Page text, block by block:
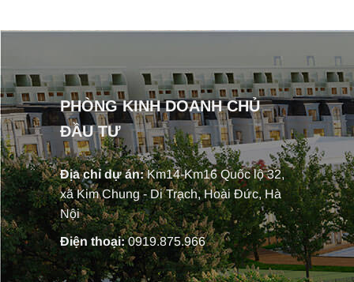
PHÒNG KINH DOANH CHỦ
ĐẦU TƯ
Địa chỉ dự án:Km14-Km16 Quốc lộ 32,
xã Kim Chung - Di Trạch, Hoài Đức, Hà
Nội
Điện thoại:0919.875.966